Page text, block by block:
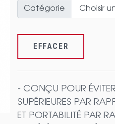
Catégorie
EFFACER
- CONÇU POUR
SUPÉRIEURES PAR
ET PORTABILITÉ PAR